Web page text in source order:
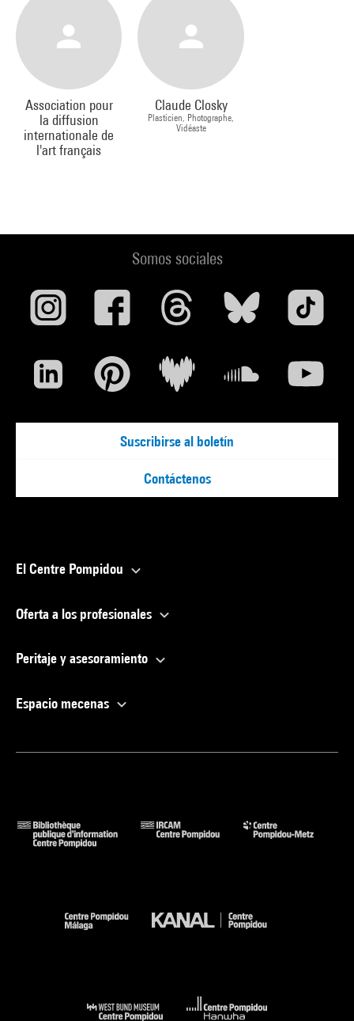
Association pour
la diffusion
internationale de
l'art français
Claude Closky
Plasticien, Photographe,
Vidéaste
Somos sociales
Suscribirse al boletín
Contáctenos
El Centre Pompidou
Oferta a los profesionales
Peritaje y asesoramiento
Espacio mecenas